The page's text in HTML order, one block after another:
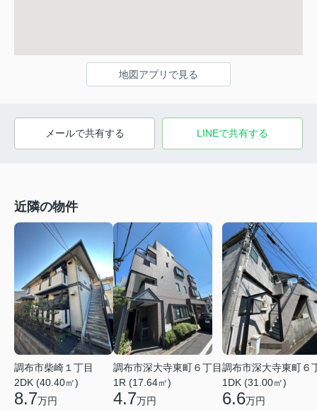
地図アプリで見る
メールで共有する LINEで共有する
近隣の物件
調布市柴崎１丁目
2DK (40.40㎡)
8.7万円
調布市深大寺東町６丁目
1R (17.64㎡)
4.7万円
調布市深大寺東町６
1DK (31.00㎡)
6.6万円